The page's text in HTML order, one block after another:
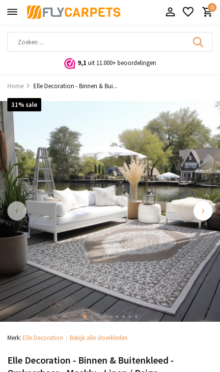
0
9,1 uit 11.000+ beoordelingen
Home Elle Decoration - Binnen & Bui...
31% sale
Merk: Elle Decoration Bekijk alle vloerkleden
Elle Decoration - Binnen & Buitenkleed -